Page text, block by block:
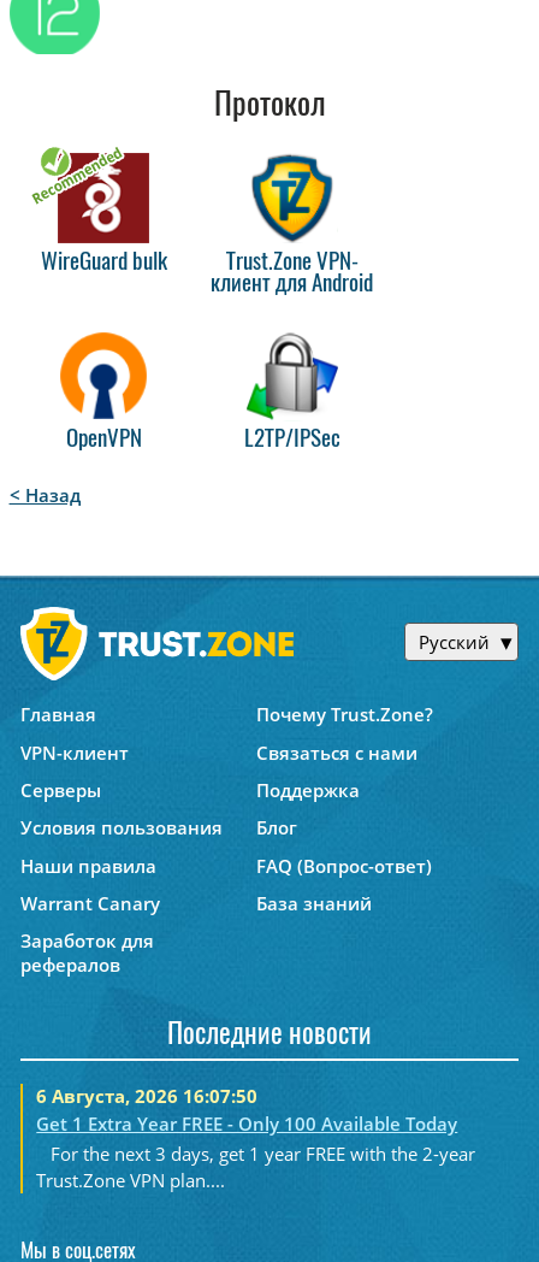
Протокол
WireGuard bulk
Trust.Zone VPN-
клиент для Android
OpenVPN L2TP/IPSec
< Назад
Русский
Главная
Почему Trust.Zone?
VPN-клиент
Связаться с нами
Серверы
Поддержка
Условия пользования
Блог
Наши правила
FAQ (Вопрос-ответ)
Warrant Canary
База знаний
Заработок для
рефералов
Последние новости
6 Августа, 2026 16:07:50
Get 1 Extra Year FREE - Only 100 Available Today
For the next 3 days, get 1 year FREE with the 2-year
Trust.Zone VPN plan....
Мы в соц.сетях